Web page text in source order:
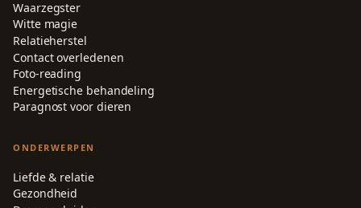
Waarzegster
Witte magie
Relatieherstel
Contact overledenen
Foto-reading
Energetische behandeling
Paragnost voor dieren
ONDERWERPEN
Liefde & relatie
Gezondheid